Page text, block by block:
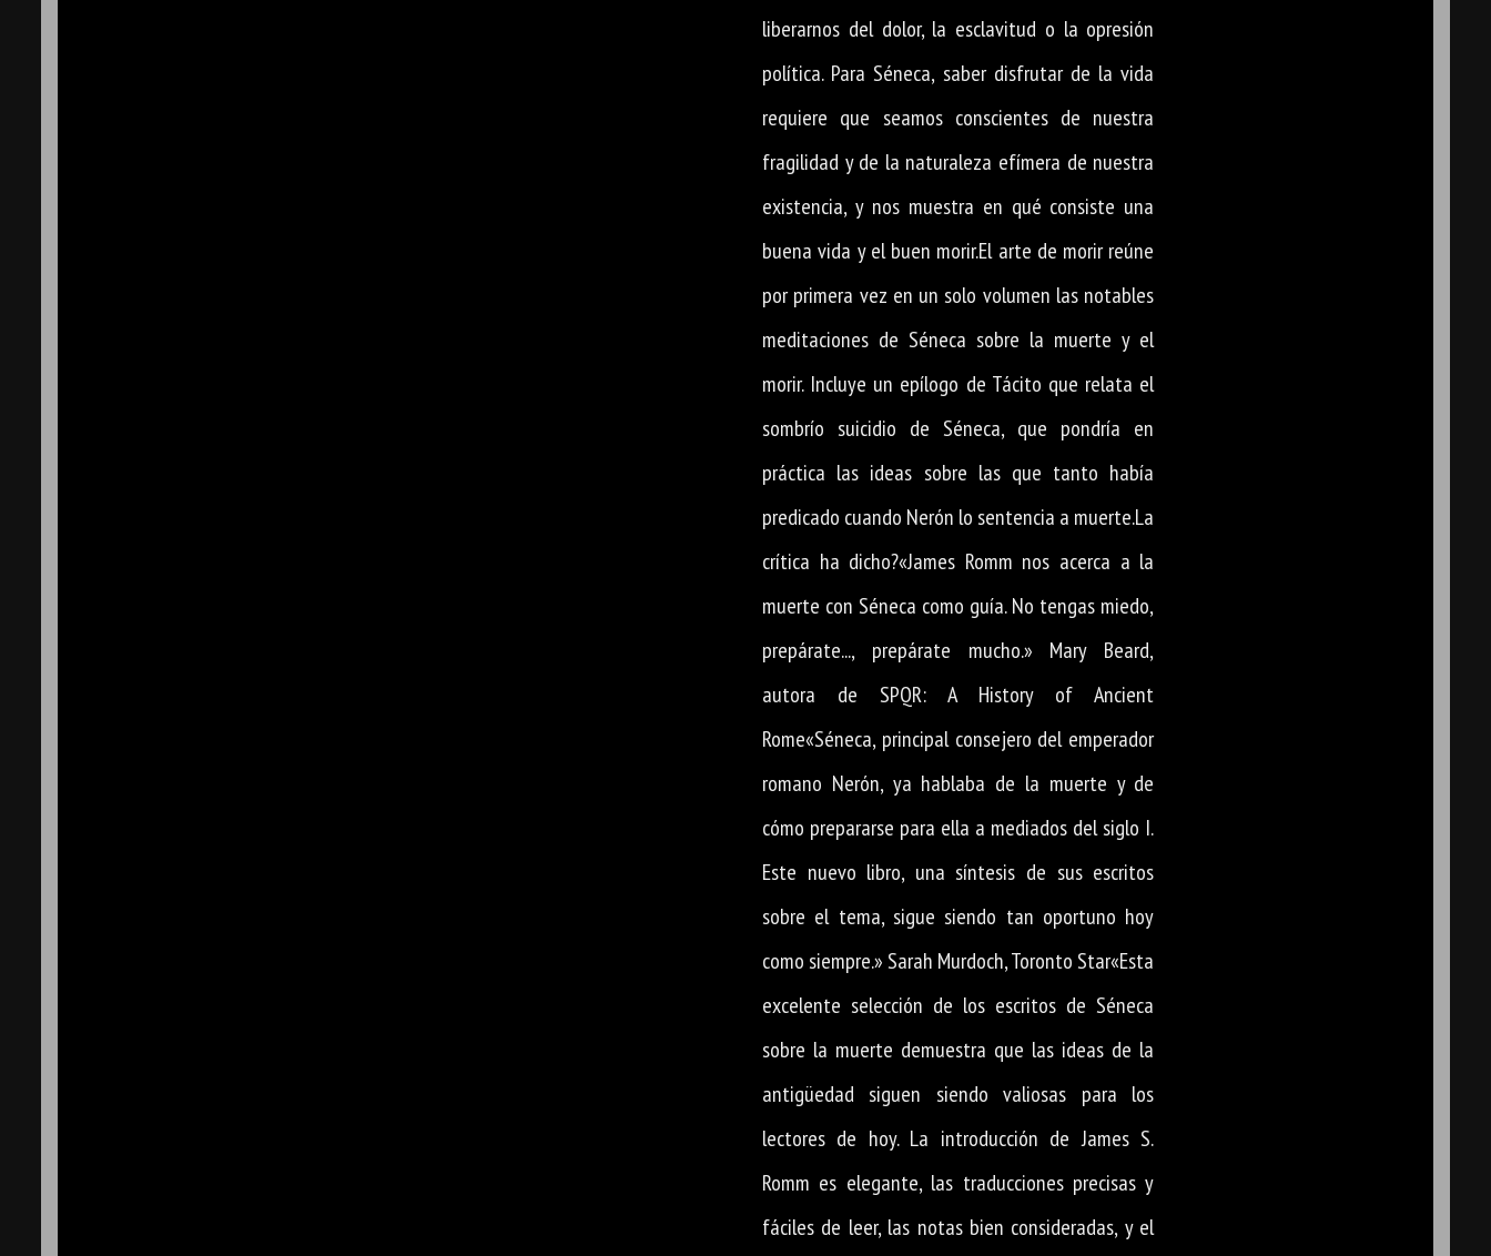
liberarnos del dolor, la esclavitud o la opresión
política. Para Séneca, saber disfrutar de la vida
requiere que seamos conscientes de nuestra
fragilidad y de la naturaleza efímera de nuestra
existencia, y nos muestra en qué consiste una
buena vida y el buen morir.El arte de morir reúne
por primera vez en un solo volumen las notables
meditaciones de Séneca sobre la muerte y el
morir. Incluye un epílogo de Tácito que relata el
sombrío suicidio de Séneca, que pondría en
práctica las ideas sobre las que tanto había
predicado cuando Nerón lo sentencia a muerte.La
crítica ha dicho?«James Romm nos acerca a la
muerte con Séneca como guía. No tengas miedo,
prepárate..., prepárate mucho.» Mary Beard,
autora de SPQR: A History of Ancient
Rome«Séneca, principal consejero del emperador
romano Nerón, ya hablaba de la muerte y de
cómo prepararse para ella a mediados del siglo I.
Este nuevo libro, una síntesis de sus escritos
sobre el tema, sigue siendo tan oportuno hoy
como siempre.» Sarah Murdoch, Toronto Star«Esta
excelente selección de los escritos de Séneca
sobre la muerte demuestra que las ideas de la
antigüedad siguen siendo valiosas para los
lectores de hoy. La introducción de James S.
Romm es elegante, las traducciones precisas y
fáciles de leer, las notas bien consideradas, y el